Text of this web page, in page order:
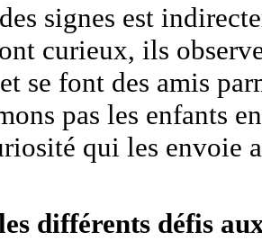
signes est
curieux, ils
se font des amis
pas les enfants
qui les envoie
différents défis